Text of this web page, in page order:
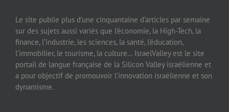
Le site publie plus d’une cinquantaine d’articles par semaine
sur des sujets aussi variés que l’économie, la High-Tech, la
finance, l’industrie, les sciences, la santé, l’éducation,
l’immobilier, le tourisme, la culture… IsraelValley est le site
portail de langue française de la Silicon Valley israélienne et
a pour objectif de promouvoir l’innovation israélienne et son
dynamisme.